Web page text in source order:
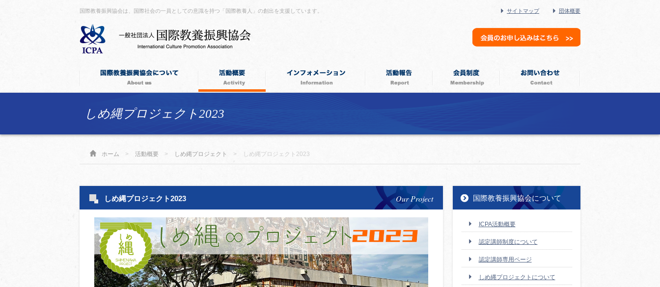
国際教養振興協会は、国際社会の一員としての意識を持つ「国際教養人」の創出を支援しています。 サイトマップ 団体概要
しめ縄プロジェクト2023
ホーム > 活動概要 > しめ縄プロジェクト > しめ縄プロジェクト2023
しめ縄プロジェクト2023 Our Project 国際教養振興協会について
ICPA活動概要
認定講師制度について
認定講師専用ページ
しめ縄プロジェクトについて